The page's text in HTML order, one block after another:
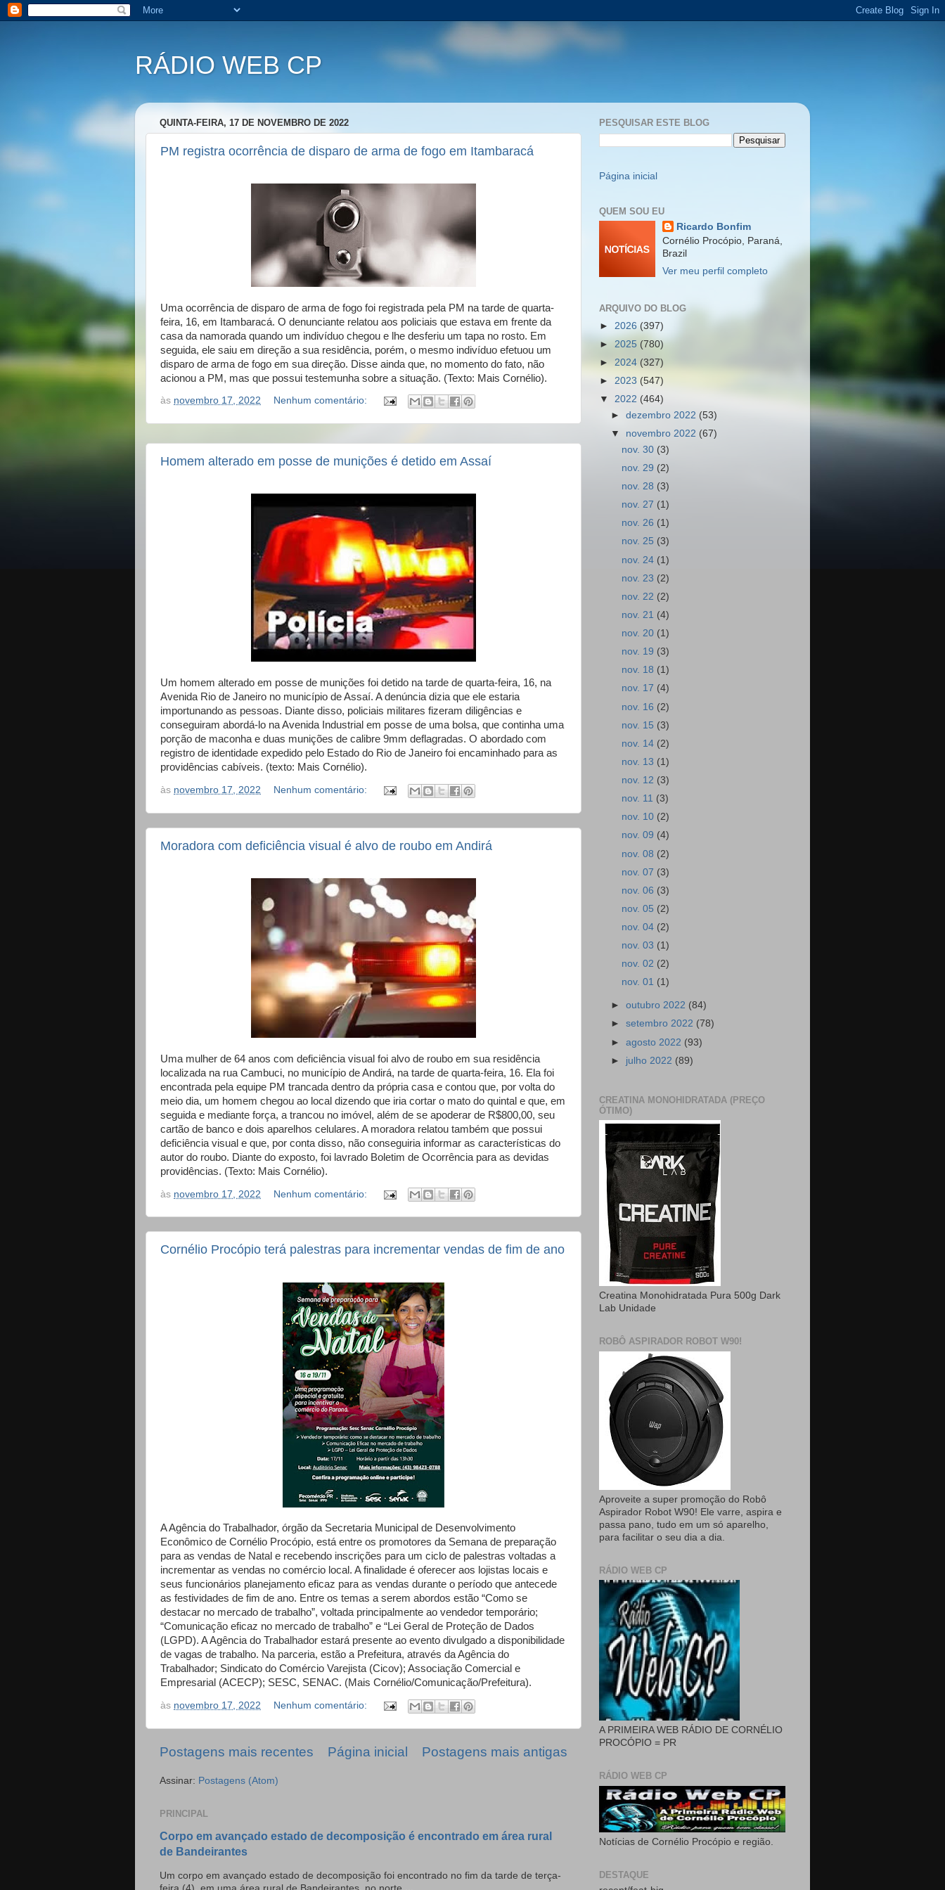
RÁDIO WEB CP
QUINTA-FEIRA, 17 DE NOVEMBRO DE 2022
PM registra ocorrência de disparo de arma de fogo em Itambaracá
Uma ocorrência de disparo de arma de fogo foi registrada pela PM na tarde de quarta-
feira, 16, em Itambaracá. O denunciante relatou aos policiais que estava em frente da
casa da namorada quando um indivíduo chegou e lhe desferiu um tapa no rosto. Em
seguida, ele saiu em direção a sua residência, porém, o mesmo indivíduo efetuou um
disparo de arma de fogo em sua direção. Disse ainda que, no momento do fato, não
acionou a PM, mas que possui testemunha sobre a situação. (Texto: Mais Cornélio).
às novembro 17, 2022 Nenhum comentário:
Homem alterado em posse de munições é detido em Assaí
Um homem alterado em posse de munições foi detido na tarde de quarta-feira, 16, na
Avenida Rio de Janeiro no município de Assaí. A denúncia dizia que ele estaria
importunando as pessoas. Diante disso, policiais militares fizeram diligências e
conseguiram abordá-lo na Avenida Industrial em posse de uma bolsa, que continha uma
porção de maconha e duas munições de calibre 9mm deflagradas. O abordado com
registro de identidade expedido pelo Estado do Rio de Janeiro foi encaminhado para as
providências cabíveis. (texto: Mais Cornélio).
às novembro 17, 2022 Nenhum comentário:
Moradora com deficiência visual é alvo de roubo em Andirá
Uma mulher de 64 anos com deficiência visual foi alvo de roubo em sua residência
localizada na rua Cambuci, no município de Andirá, na tarde de quarta-feira, 16. Ela foi
encontrada pela equipe PM trancada dentro da própria casa e contou que, por volta do
meio dia, um homem chegou ao local dizendo que iria cortar o mato do quintal e que, em
seguida e mediante força, a trancou no imóvel, além de se apoderar de R$800,00, seu
cartão de banco e dois aparelhos celulares. A moradora relatou também que possui
deficiência visual e que, por conta disso, não conseguiria informar as características do
autor do roubo. Diante do exposto, foi lavrado Boletim de Ocorrência para as devidas
providências. (Texto: Mais Cornélio).
às novembro 17, 2022 Nenhum comentário:
Cornélio Procópio terá palestras para incrementar vendas de fim de ano
A Agência do Trabalhador, órgão da Secretaria Municipal de Desenvolvimento
Econômico de Cornélio Procópio, está entre os promotores da Semana de preparação
para as vendas de Natal e recebendo inscrições para um ciclo de palestras voltadas a
incrementar as vendas no comércio local. A finalidade é oferecer aos lojistas locais e
seus funcionários planejamento eficaz para as vendas durante o período que antecede
as festividades de fim de ano. Entre os temas a serem abordos estão “Como se
destacar no mercado de trabalho”, voltada principalmente ao vendedor temporário;
“Comunicação eficaz no mercado de trabalho” e “Lei Geral de Proteção de Dados
(LGPD). A Agência do Trabalhador estará presente ao evento divulgado a disponibilidade
de vagas de trabalho. Na parceria, estão a Prefeitura, através da Agência do
Trabalhador; Sindicato do Comércio Varejista (Cicov); Associação Comercial e
Empresarial (ACECP); SESC, SENAC. (Mais Cornélio/Comunicação/Prefeitura).
às novembro 17, 2022 Nenhum comentário:
Postagens mais recentes Postagens mais antigas
Página inicial
Assinar: Postagens (Atom)
PRINCIPAL
Corpo em avançado estado de decomposição é encontrado em área rural
de Bandeirantes
Um corpo em avançado estado de decomposição foi encontrado no fim da tarde de terça-
PESQUISAR ESTE BLOG
Página inicial
QUEM SOU EU
Ricardo Bonfim
Cornélio Procópio, Paraná,
Brazil
Ver meu perfil completo
ARQUIVO DO BLOG
► 2026 (397)
► 2025 (780)
► 2024 (327)
► 2023 (547)
▼ 2022 (464)
►dezembro 2022 (53)
▼ novembro 2022 (67)
nov. 30 (3)
nov. 29 (2)
nov. 28 (3)
nov. 27 (1)
nov. 26 (1)
nov. 25 (3)
nov. 24 (1)
nov. 23 (2)
nov. 22 (2)
nov. 21 (4)
nov. 20 (1)
nov. 19 (3)
nov. 18 (1)
nov. 17 (4)
nov. 16 (2)
nov. 15 (3)
nov. 14 (2)
nov. 13 (1)
nov. 12 (3)
nov. 11 (3)
nov. 10 (2)
nov. 09 (4)
nov. 08 (2)
nov. 07 (3)
nov. 06 (3)
nov. 05 (2)
nov. 04 (2)
nov. 03 (1)
nov. 02 (2)
nov. 01 (1)
►outubro 2022 (84)
►setembro 2022 (78)
►agosto 2022 (93)
► julho 2022 (89)
CREATINA MONOHIDRATADA (PREÇO
ÓTIMO)
Creatina Monohidratada Pura 500g Dark
Lab Unidade
ROBÔ ASPIRADOR ROBOT W90!
Aproveite a super promoção do Robô
Aspirador Robot W90! Ele varre, aspira e
passa pano, tudo em um só aparelho,
para facilitar o seu dia a dia.
RÁDIO WEB CP
A PRIMEIRA WEB RÁDIO DE CORNÉLIO
PROCÓPIO = PR
RÁDIO WEB CP
Notícias de Cornélio Procópio e região.
DESTAQUE